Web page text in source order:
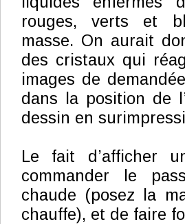
rouges, verts et
masse. On aurait
des cristaux qui
images de
dans la position de
dessin en
Le fait d’afficher
commander le
chaude (posez la
chauffe), et de faire